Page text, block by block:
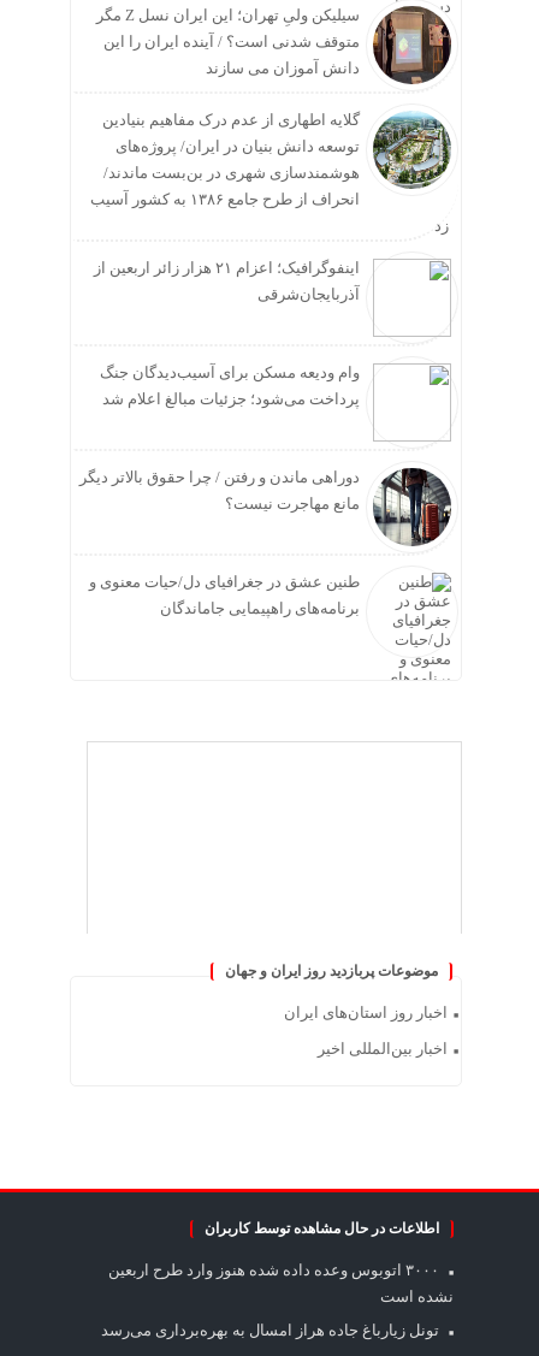
سیلیکن ولیِ تهران؛ این ایران نسل Z مگر
متوقف شدنی است؟ / آینده ایران را این
دانش آموزان می سازند
گلایه اطهاری از عدم درک مفاهیم بنیادین
توسعه دانش بنیان در ایران/ پروژه‌های
هوشمندسازی شهری در بن‌بست ماندند/
انحراف از طرح جامع ۱۳۸۶ به کشور آسیب
زد
اینفوگرافیک؛ اعزام ۲۱ هزار زائر اربعین از
آذربایجان‌شرقی
وام ودیعه مسکن برای آسیب‌دیدگان جنگ
پرداخت می‌شود؛ جزئیات مبالغ اعلام شد
دوراهی ماندن و رفتن / چرا حقوق بالاتر دیگر
مانع مهاجرت نیست؟
طنین عشق در جغرافیای دل/حیات معنوی و
برنامه‌های راهپیمایی جاماندگان
موضوعات پربازدید روز ایران و جهان
اخبار روز استان‌های ایران
اخبار بین‌المللی اخیر
اطلاعات در حال مشاهده توسط کاربران
۳۰۰۰ اتوبوس وعده داده شده هنوز وارد طرح اربعین
نشده است
تونل زیارباغ جاده هراز امسال به بهره‌برداری می‌رسد